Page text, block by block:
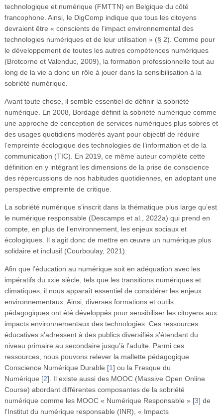
technologique et numérique (FMTTN) en Belgique du côté
francophone. Ainsi, le DigComp indique que tous les citoyens
devraient être « conscients de l’impact environnemental des
technologies numériques et de leur utilisation » (§ 2). Comme pour
le développement de toutes les autres compétences numériques
(Brotcorne et Valenduc, 2009), la formation professionnelle tout au
long de la vie a donc un rôle à jouer dans la sensibilisation à la
sobriété numérique.
Avant toute chose, il semble essentiel de définir la sobriété
numérique. En 2008, Bordage définit la sobriété numérique comme
une approche de conception de services numériques plus sobres et
des usages quotidiens modérés ayant pour objectif de réduire
l’empreinte écologique des technologies de l’information et de la
communication (TIC). En 2019, ce même auteur complète cette
définition en y intégrant les dimensions de la prise de conscience
des répercussions de nos habitudes quotidiennes, en adoptant une
perspective empreinte de critique.
La sobriété numérique s’inscrit dans la thématique plus large qu’est
le numérique responsable (Descamps et al., 2022a) qui prend en
compte, en plus de l’environnement, les enjeux sociaux et
écologiques. Il s’agit donc de mettre en œuvre un numérique plus
solidaire et inclusif (Courboulay, 2021).
Afin que l’éducation au numérique soit en adéquation avec les
impératifs du xxie siècle, tels que les transitions numériques et
climatiques, il nous apparaît essentiel de considérer les enjeux
environnementaux. Ainsi, diverses formations et outils
pédagogiques ont été développés pour sensibiliser les citoyens aux
impacts environnementaux des technologies. Ces ressources
éducatives s’adressent à des publics diversifiés s’étendant du
niveau primaire au secondaire jusqu’à l’adulte. Parmi ces
ressources, nous pouvons relever la mallette pédagogique
Conscience Numérique Durable [1] ou la Fresque du
Numérique [2] . Il existe aussi des MOOC (Massive Open Online
Course) abordant différentes composantes de la sobriété
numérique comme les MOOC « Numérique Responsable » [3] de
l’Institut du numérique responsable (INR), « Impacts